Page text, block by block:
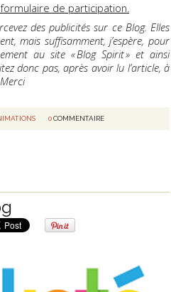
de participation.
des publicités sur ce Blog. Elles
mais suffisamment, j’espère, pour
au site « Blog Spirit » et ainsi
donc pas, après avoir lu l’article, à
0COMMENTAIRE